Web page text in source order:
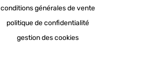
conditions générales de vente
politique de confidentialité
gestion des cookies